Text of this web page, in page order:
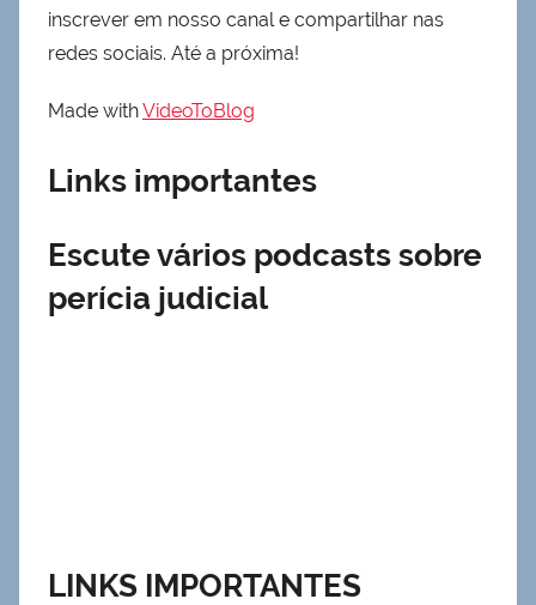
inscrever em nosso canal e compartilhar nas
redes sociais. Até a próxima!
Made withVideoToBlog
Links importantes
Escute vários podcasts sobre
perícia judicial
LINKS IMPORTANTES